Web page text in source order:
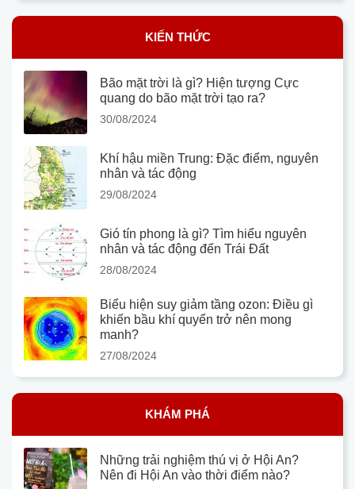
KIẾN THỨC
Bão mặt trời là gì? Hiện tượng Cực
quang do bão mặt trời tạo ra?
30/08/2024
Khí hậu miền Trung: Đặc điểm, nguyên
nhân và tác động
29/08/2024
Gió tín phong là gì? Tìm hiểu nguyên
nhân và tác động đến Trái Đất
28/08/2024
Biểu hiện suy giảm tầng ozon: Điều gì
khiến bầu khí quyển trở nên mong
manh?
27/08/2024
KHÁM PHÁ
Những trải nghiệm thú vị ở Hội An?
Nên đi Hội An vào thời điểm nào?